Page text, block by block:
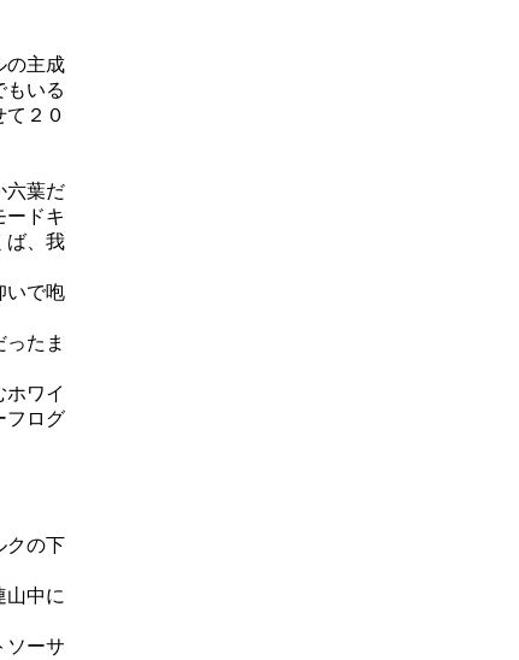
の主成
もいる
２０
六葉だ
ードキ
ば、我
いで咆
たま
ワイ
フログ
クの下
山中に
ソーサ